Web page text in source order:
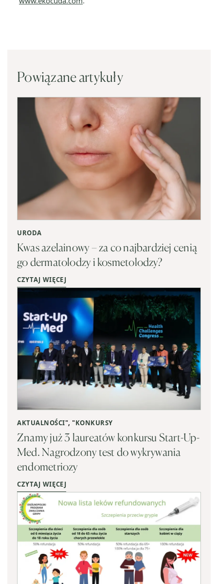
Powiązane artykuły
URODA
Kwas azelainowy – za co najbardziej cenią
go dermatolodzy i kosmetolodzy?
CZYTAJ WIĘCEJ
AKTUALNOŚCI", "KONKURSY
Znamy już 3 laureatów konkursu Start-Up-
Med. Nagrodzony test do wykrywania
endometriozy
CZYTAJ WIĘCEJ